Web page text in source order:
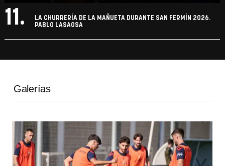
11.
LA CHURRERÍA DE LA MAÑUETA DURANTE SAN FERMÍN 2026.
PABLO LASAOSA
Galerías